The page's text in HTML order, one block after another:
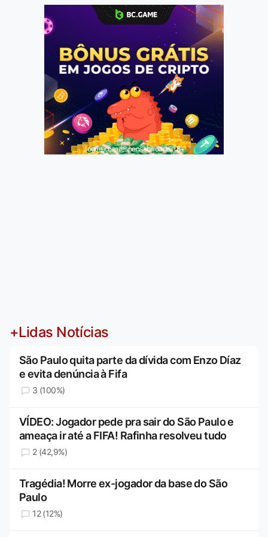
Jogue com responsabilidade. 18+
+Lidas Notícias
São Paulo quita parte da dívida com Enzo Díaz
e evita denúncia à Fifa
3 (100%)
VÍDEO: Jogador pede pra sair do São Paulo e
ameaça ir até a FIFA! Rafinha resolveu tudo
2 (42,9%)
Tragédia! Morre ex-jogador da base do São
Paulo
12 (12%)